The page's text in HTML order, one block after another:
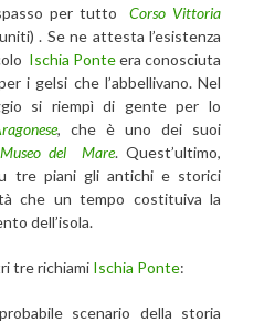
per tutto
Corso Vittoria
. Se ne attesta l’esistenza
Ischia Ponteera conosciuta
i gelsi che l’abbellivano. Nel
si riempì di gente per lo
, che è uno dei suoi
Museo del Mare. Quest’ultimo,
tre piani gli antichi e storici
che un tempo costituiva la
dell’isola.
tre richiami Ischia Ponte:
scenario della storia